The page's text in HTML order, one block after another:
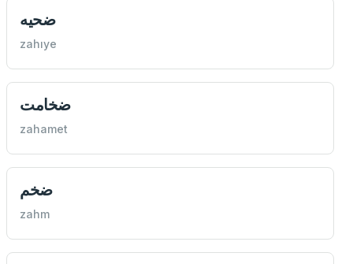
ضحيه
zahıye
ضخامت
zahamet
ضخم
zahm